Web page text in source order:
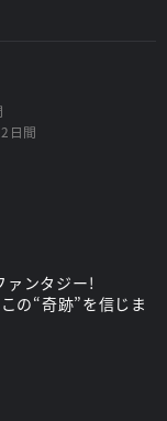
日間
ァンタジー!
の“奇跡”を信じま